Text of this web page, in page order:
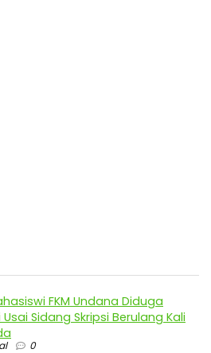
FKM Undana Diduga
Sidang Skripsi Berulang Kali
0